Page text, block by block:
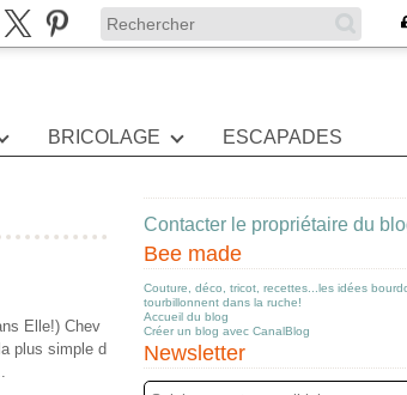
BRICOLAGE ESCAPADES
Elle!) Chev
plus simple d
Contacter le propriétaire du
Bee made
Couture, déco, tricot, recettes...les idées
tourbillonnent dans la ruche!
Accueil du blog
Créer un blog avec CanalBlog
Newsletter